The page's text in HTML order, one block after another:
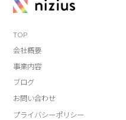
TOP
会社概要
事業内容
ブログ
お問い合わせ
プライバシーポリシー